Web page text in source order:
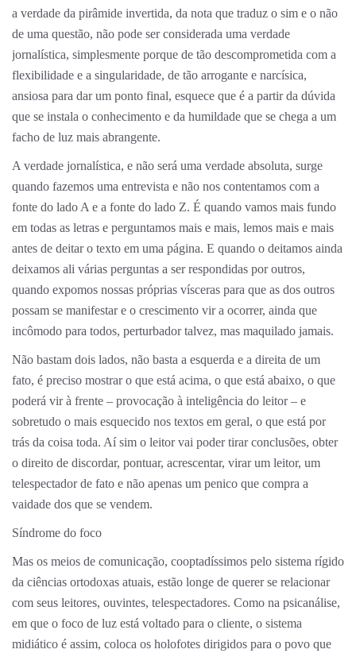
a verdade da pirâmide invertida, da nota que traduz o sim e o não
de uma questão, não pode ser considerada uma verdade
jornalística, simplesmente porque de tão descomprometida com a
flexibilidade e a singularidade, de tão arrogante e narcísica,
ansiosa para dar um ponto final, esquece que é a partir da dúvida
que se instala o conhecimento e da humildade que se chega a um
facho de luz mais abrangente.
A verdade jornalística, e não será uma verdade absoluta, surge
quando fazemos uma entrevista e não nos contentamos com a
fonte do lado A e a fonte do lado Z. É quando vamos mais fundo
em todas as letras e perguntamos mais e mais, lemos mais e mais
antes de deitar o texto em uma página. E quando o deitamos ainda
deixamos ali várias perguntas a ser respondidas por outros,
quando expomos nossas próprias vísceras para que as dos outros
possam se manifestar e o crescimento vir a ocorrer, ainda que
incômodo para todos, perturbador talvez, mas maquilado jamais.
Não bastam dois lados, não basta a esquerda e a direita de um
fato, é preciso mostrar o que está acima, o que está abaixo, o que
poderá vir à frente – provocação à inteligência do leitor – e
sobretudo o mais esquecido nos textos em geral, o que está por
trás da coisa toda. Aí sim o leitor vai poder tirar conclusões, obter
o direito de discordar, pontuar, acrescentar, virar um leitor, um
telespectador de fato e não apenas um penico que compra a
vaidade dos que se vendem.
Síndrome do foco
Mas os meios de comunicação, cooptadíssimos pelo sistema rígido
da ciências ortodoxas atuais, estão longe de querer se relacionar
com seus leitores, ouvintes, telespectadores. Como na psicanálise,
em que o foco de luz está voltado para o cliente, o sistema
midiático é assim, coloca os holofotes dirigidos para o povo que